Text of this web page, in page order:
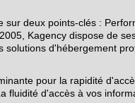
sur deux points-clés :
Kagency dispose de
d'hébergement
pour la rapidité
fluidité d'accès à vos